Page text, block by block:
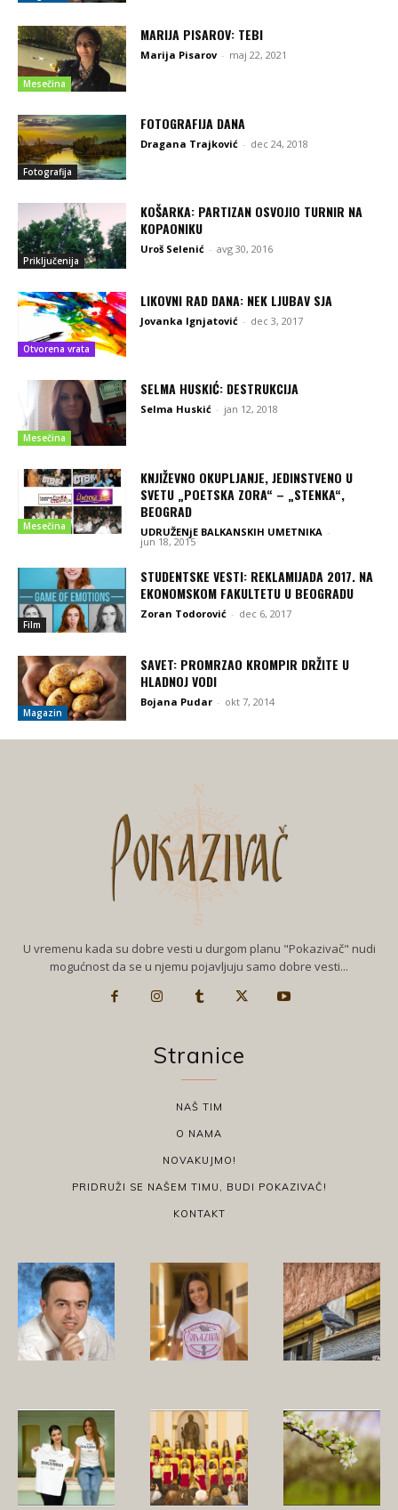
Mesečina
MARIJA PISAROV: TEBI
Marija Pisarov - maj 22, 2021
Fotografija
FOTOGRAFIJA DANA
Dragana Trajković - dec 24, 2018
Priključenija
KOŠARKA: PARTIZAN OSVOJIO TURNIR NA
KOPAONIKU
Uroš Selenić - avg 30, 2016
Otvorena vrata
LIKOVNI RAD DANA: NEK LJUBAV SJA
Jovanka Ignjatović - dec 3, 2017
Mesečina
SELMA HUSKIĆ: DESTRUKCIJA
Selma Huskić - jan 12, 2018
Mesečina
KNJIŽEVNO OKUPLJANJE, JEDINSTVENO U
SVETU „POETSKA ZORA“ – „STENKA“,
BEOGRAD
UDRUŽENjE BALKANSKIH UMETNIKA -
jun 18, 2015
Film
STUDENTSKE VESTI: REKLAMIJADA 2017. NA
EKONOMSKOM FAKULTETU U BEOGRADU
Zoran Todorović - dec 6, 2017
Magazin
SAVET: PROMRZAO KROMPIR DRŽITE U
HLADNOJ VODI
Bojana Pudar - okt 7, 2014
U vremenu kada su dobre vesti u durgom planu "Pokazivač" nudi
mogućnost da se u njemu pojavljuju samo dobre vesti...
Stranice
NAŠ TIM
O NAMA
NOVAKUJMO!
PRIDRUŽI SE NAŠEM TIMU, BUDI POKAZIVAČ!
KONTAKT